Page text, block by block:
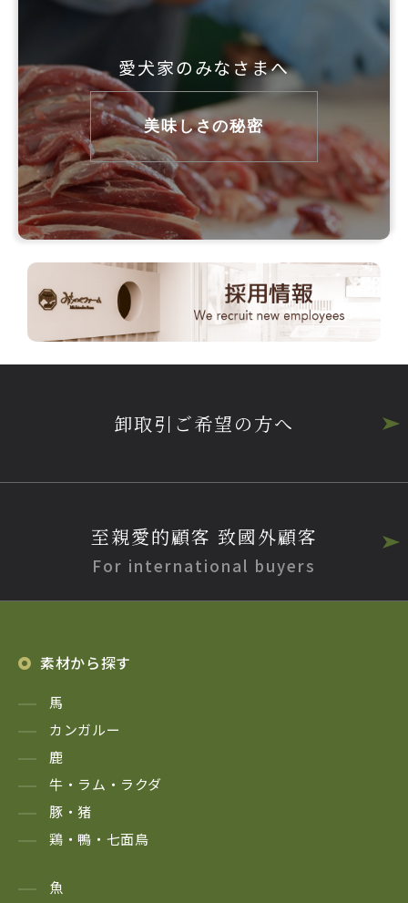
愛犬家のみなさまへ
美味しさの秘密
卸取引ご希望の方へ
至親愛的顧客 致國外顧客
For international buyers
素材から探す
馬
カンガルー
鹿
牛・ラム・ラクダ
豚・猪
鶏・鴨・七面鳥
魚